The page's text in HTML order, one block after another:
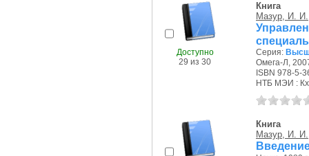
Доступно
29 из 30
Книга
Мазур, И. И.
Серия:
Омега-Л,
ISBN 978-5-
НТБ МЭИ :
Книга
Мазур, И. И.